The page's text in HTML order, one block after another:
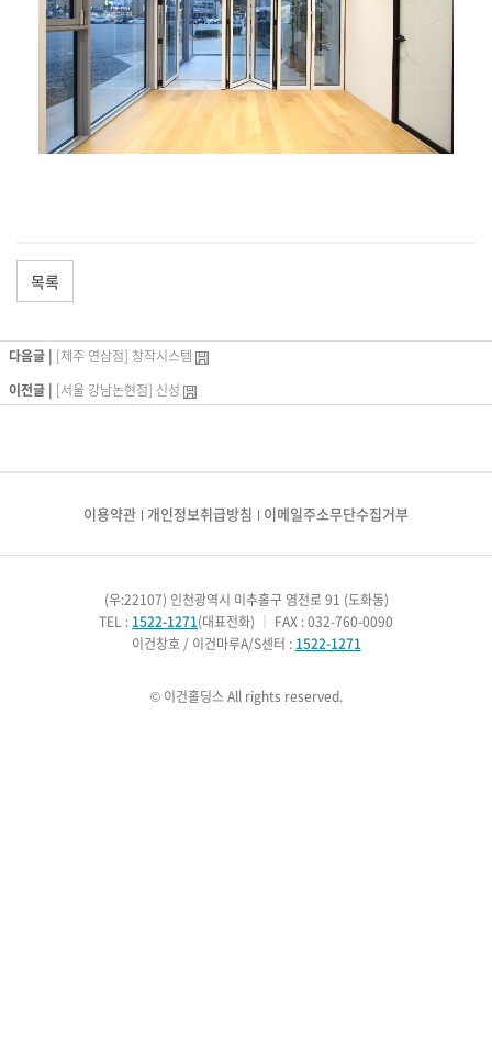
목록
다음글 | [제주 연삼점] 창작시스템
이전글 | [서울 강남논현점] 신성
이용약관 개인정보취급방침 이메일주소무단수집거부
(우:22107) 인천광역시 미추홀구 염전로 91 (도화동)
TEL : 1522-1271(대표전화)
FAX : 032-760-0090
이건창호 / 이건마루A/S센터 : 1522-1271
© 이건홀딩스 All rights reserved.